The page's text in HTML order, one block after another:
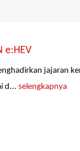
e:HEV
jajaran
d... selengkapnya